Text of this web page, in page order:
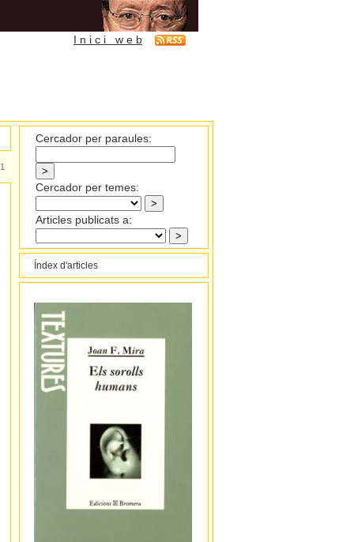
I n i c i w e b
1
Cercador per paraules:
Cercador per temes:
Articles publicats a:
Índex d'articles